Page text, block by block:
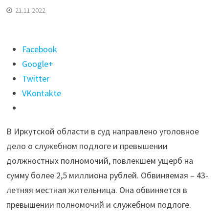
21.11.2022
Поделиться
"Бывшая
глава
КУМИ
Куйтунского
пойдет
под
суд
за
подлог
и
Facebook
Google+
Twitter
VKontakte
В Иркутской области в суд направлено уголовное
дело о служебном подлоге и превышении
должностных полномочий, повлекшем ущерб на
сумму более 2,5 миллиона рублей. Обвиняемая – 43-
летняя местная жительница. Она обвиняется в
превышении полномочий и служебном подлоге.